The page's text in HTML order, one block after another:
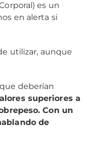
es un
en alerta si
utilizar, aunque
deberían
superiores a
Con un
de